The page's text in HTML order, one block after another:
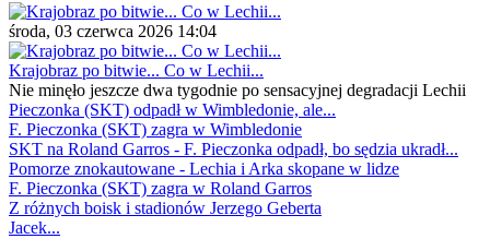
środa, 03 czerwca 2026 14:04
Krajobraz po bitwie... Co w Lechii...
Nie minęło jeszcze dwa tygodnie po sensacyjnej degradacji Lechii
Pieczonka (SKT) odpadł w Wimbledonie, ale...
F. Pieczonka (SKT) zagra w Wimbledonie
SKT na Roland Garros - F. Pieczonka odpadł, bo sędzia ukradł...
Pomorze znokautowane - Lechia i Arka skopane w lidze
F. Pieczonka (SKT) zagra w Roland Garros
Z różnych boisk i stadionów Jerzego Geberta
Jacek...